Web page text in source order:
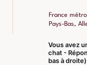
France
Pays-Bas,
Vous avez
chat -
bas à droite)